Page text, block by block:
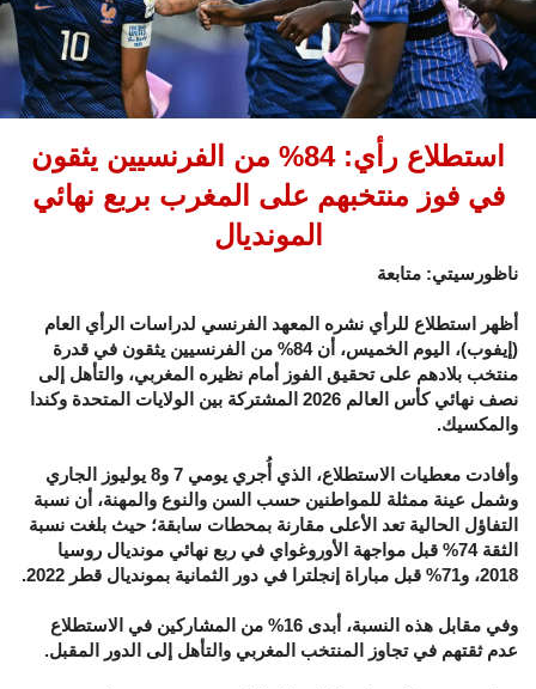
استطلاع رأي: 84% من الفرنسيين يثقون
في فوز منتخبهم على المغرب بربع نهائي
المونديال
ناظورسيتي: متابعة
أظهر استطلاع للرأي نشره المعهد الفرنسي لدراسات الرأي العام
(إيفوب)، اليوم الخميس، أن 84% من الفرنسيين يثقون في قدرة
منتخب بلادهم على تحقيق الفوز أمام نظيره المغربي، والتأهل إلى
نصف نهائي كأس العالم 2026 المشتركة بين الولايات المتحدة وكندا
والمكسيك.
وأفادت معطيات الاستطلاع، الذي أُجري يومي 7 و8 يوليوز الجاري
وشمل عينة ممثلة للمواطنين حسب السن والنوع والمهنة، أن نسبة
التفاؤل الحالية تعد الأعلى مقارنة بمحطات سابقة؛ حيث بلغت نسبة
الثقة 74% قبل مواجهة الأوروغواي في ربع نهائي مونديال روسيا
2018، و71% قبل مباراة إنجلترا في دور الثمانية بمونديال قطر 2022.
وفي مقابل هذه النسبة، أبدى 16% من المشاركين في الاستطلاع
عدم ثقتهم في تجاوز المنتخب المغربي والتأهل إلى الدور المقبل.